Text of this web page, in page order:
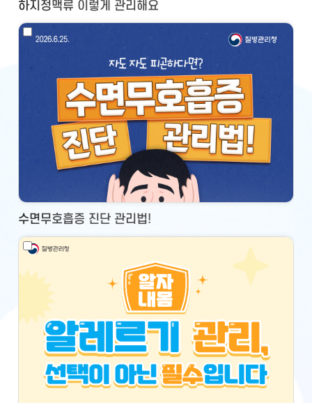
하지정맥류 이렇게 관리해요
수면무호흡증 진단 관리법!